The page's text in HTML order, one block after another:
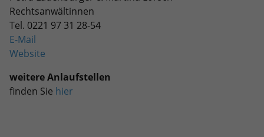
Rechtsanwältinnen
Tel. 0221 97 31 28-54
E-Mail
Website
weitere Anlaufstellen
finden Sie hier